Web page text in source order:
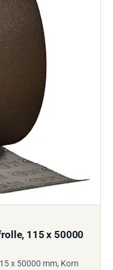
115 x 50000
x 50000 mm, Korn